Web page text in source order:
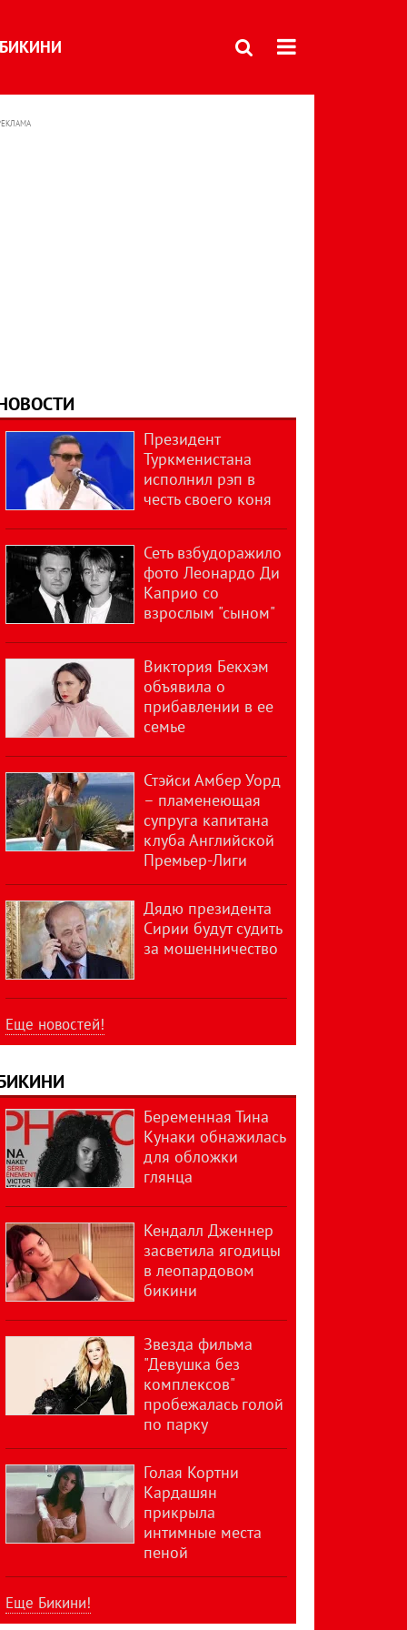
БИКИНИ
Президент
Туркменистана
исполнил рэп в
честь своего коня
Сеть взбудоражило
фото Леонардо Ди
Каприо со
взрослым "сыном"
Виктория Бекхэм
объявила о
прибавлении в ее
семье
Стэйси Амбер Уорд
– пламенеющая
супруга капитана
клуба Английской
Премьер-Лиги
Дядю президента
Сирии будут судить
за мошенничество
Еще новостей!
Беременная Тина
Кунаки обнажилась
для обложки
глянца
Кендалл Дженнер
засветила ягодицы
в леопардовом
бикини
Звезда фильма
"Девушка без
комплексов"
пробежалась голой
по парку
Голая Кортни
Кардашян
прикрыла
интимные места
пеной
Еще Бикини!